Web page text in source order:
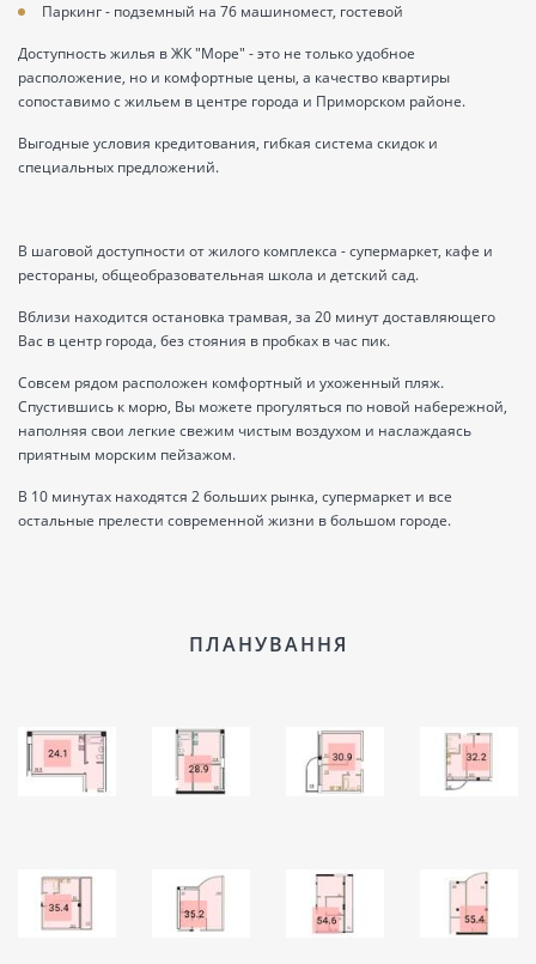
Паркинг- подземный на 76 машиномест, гостевой
Доступность жилья в ЖК "Море" - это не только удобное
расположение, но и комфортные цены, а качество квартиры
сопоставимо с жильем в центре города и Приморском районе.
Выгодные условия кредитования, гибкая система скидок и
специальных предложений.
В шаговой доступности от жилого комплекса - супермаркет, кафе и
рестораны, общеобразовательная школа и детский сад.
Вблизи находится остановка трамвая, за 20 минут доставляющего
Вас в центр города, без стояния в пробках в час пик.
Совсем рядом расположен комфортный и ухоженный пляж.
Спустившись к морю, Вы можете прогуляться по новой набережной,
наполняя свои легкие свежим чистым воздухом и наслаждаясь
приятным морским пейзажом.
В 10 минутах находятся 2 больших рынка, супермаркет и все
остальные прелести современной жизни в большом городе.
ПЛАНУВАННЯ